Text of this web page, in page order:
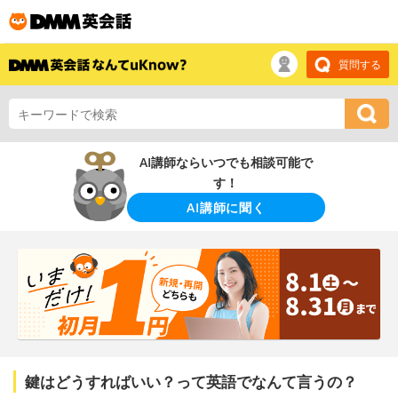
質問する
AI講師ならいつでも相談可能で
す！
AI講師に聞く
鍵はどうすればいい？って英語でなんて言うの？